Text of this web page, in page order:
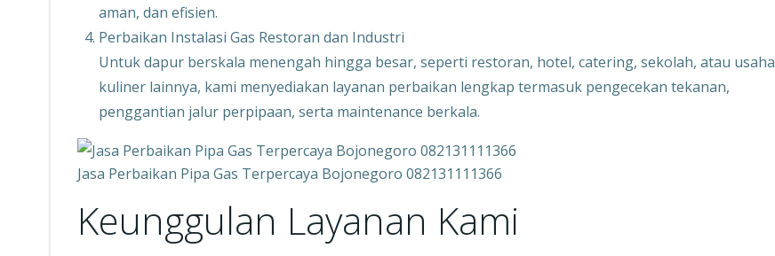
aman, dan efisien.
Perbaikan Instalasi Gas Restoran dan Industri
Untuk dapur berskala menengah hingga besar, seperti restoran, hotel, catering, sekolah, atau usaha
kuliner lainnya, kami menyediakan layanan perbaikan lengkap termasuk pengecekan tekanan,
penggantian jalur perpipaan, serta maintenance berkala.
Jasa Perbaikan Pipa Gas Terpercaya Bojonegoro 082131111366
Keunggulan Layanan Kami